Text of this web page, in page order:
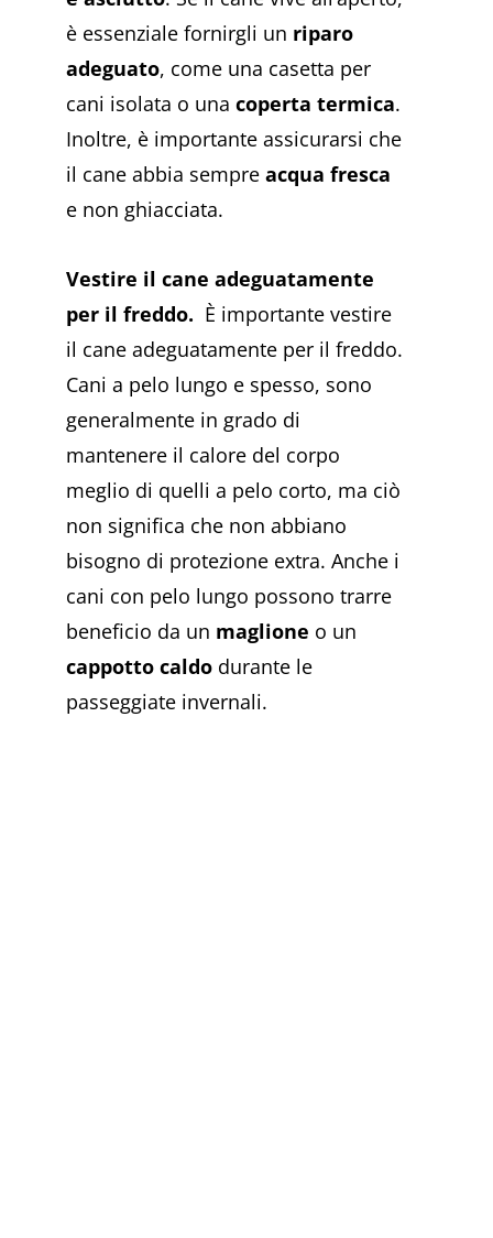
è essenziale fornirgli un riparo
adeguato, come una casetta per
cani isolata o una coperta termica.
Inoltre, è importante assicurarsi che
il cane abbia sempre acqua fresca
e non ghiacciata.
Vestire il cane adeguatamente
per il freddo. È importante vestire
il cane adeguatamente per il freddo.
Cani a pelo lungo e spesso, sono
generalmente in grado di
mantenere il calore del corpo
meglio di quelli a pelo corto, ma ciò
non significa che non abbiano
bisogno di protezione extra. Anche i
cani con pelo lungo possono trarre
beneficio da un maglione o un
cappotto caldo durante le
passeggiate invernali.